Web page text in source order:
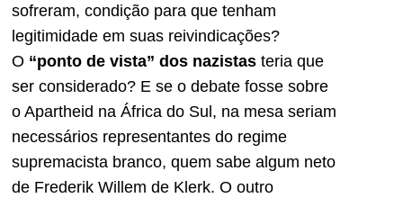
sofreram, condição para que tenham
legitimidade em suas reivindicações?
O “ponto de vista” dos nazistas teria que
ser considerado? E se o debate fosse sobre
o Apartheid na África do Sul, na mesa seriam
necessários representantes do regime
supremacista branco, quem sabe algum neto
de Frederik Willem de Klerk. O outro